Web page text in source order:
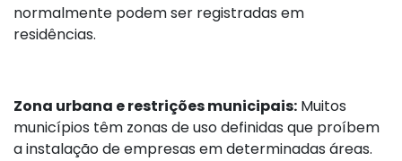
normalmente podem ser registradas em
residências.
Zona urbana e restrições municipais: Muitos
municípios têm zonas de uso definidas que proíbem
a instalação de empresas em determinadas áreas.